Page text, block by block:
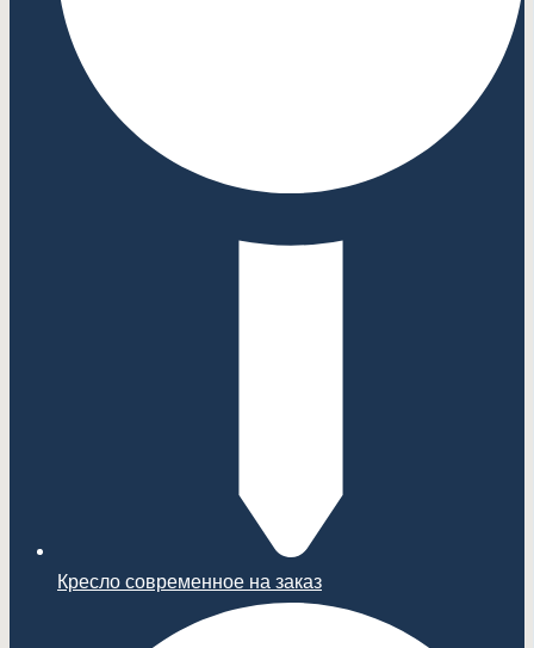
Кресло современное на заказ